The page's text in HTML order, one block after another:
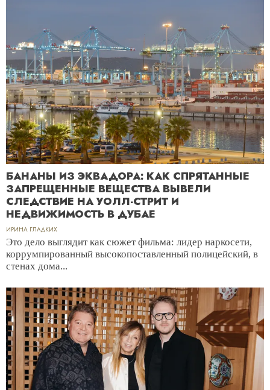
БАНАНЫ ИЗ ЭКВАДОРА: КАК СПРЯТАННЫЕ
ЗАПРЕЩЕННЫЕ ВЕЩЕСТВА ВЫВЕЛИ
СЛЕДСТВИЕ НА УОЛЛ-СТРИТ И
НЕДВИЖИМОСТЬ В ДУБАЕ
ИРИНА ГЛАДКИХ
Это дело выглядит как сюжет фильма: лидер наркосети,
коррумпированный высокопоставленный полицейский, в
стенах дома...